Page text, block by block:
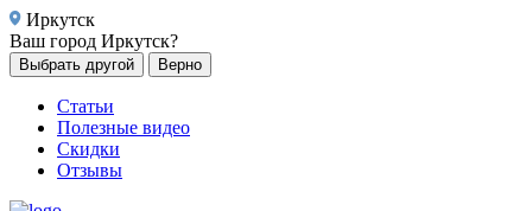
Иркутск
Ваш город Иркутск?
Выбрать другой Верно
Статьи
Полезные видео
Скидки
Отзывы